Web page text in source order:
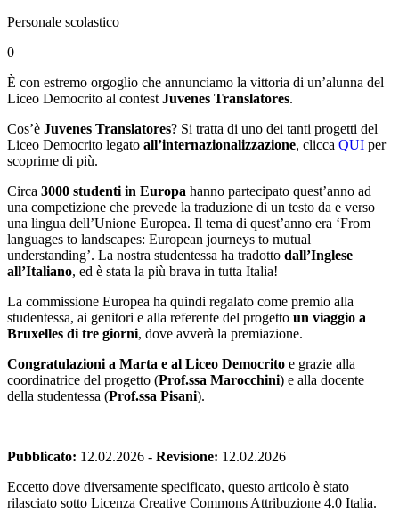
Personale scolastico
0
È con estremo orgoglio che annunciamo la vittoria di un’alunna del
Liceo Democrito al contest Juvenes Translatores.
Cos’è Juvenes Translatores? Si tratta di uno dei tanti progetti del
Liceo Democrito legato all’internazionalizzazione, clicca QUI per
scoprirne di più.
Circa 3000 studenti in Europa hanno partecipato quest’anno ad
una competizione che prevede la traduzione di un testo da e verso
una lingua dell’Unione Europea. Il tema di quest’anno era ‘From
languages to landscapes: European journeys to mutual
understanding’. La nostra studentessa ha tradotto dall’Inglese
all’Italiano, ed è stata la più brava in tutta Italia!
La commissione Europea ha quindi regalato come premio alla
studentessa, ai genitori e alla referente del progetto un viaggio a
Bruxelles di tre giorni, dove avverà la premiazione.
Congratulazioni a Marta e al Liceo Democrito e grazie alla
coordinatrice del progetto (Prof.ssa Marocchini) e alla docente
della studentessa (Prof.ssa Pisani).
Pubblicato: 12.02.2026 - Revisione: 12.02.2026
Eccetto dove diversamente specificato, questo articolo è stato
rilasciato sotto Licenza Creative Commons Attribuzione 4.0 Italia.